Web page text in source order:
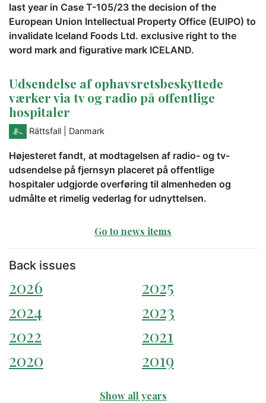
last year in Case T-105/23 the decision of the
European Union Intellectual Property Office (EUIPO) to
invalidate Iceland Foods Ltd. exclusive right to the
word mark and figurative mark ICELAND.
Udsendelse af ophavsretsbeskyttede
værker via tv og radio på offentlige
hospitaler
Rättsfall | Danmark
Højesteret fandt, at modtagelsen af radio- og tv-
udsendelse på fjernsyn placeret på offentlige
hospitaler udgjorde overføring til almenheden og
udmålte et rimelig vederlag for udnyttelsen.
Go to news items
Back issues
2026
2025
2024
2023
2022
2021
2020
2019
Show all years